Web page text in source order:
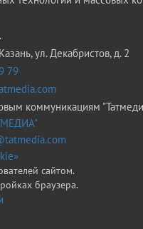
ул. Декабристов, д. 2
79
коммуникациям
сайтом.
браузера.